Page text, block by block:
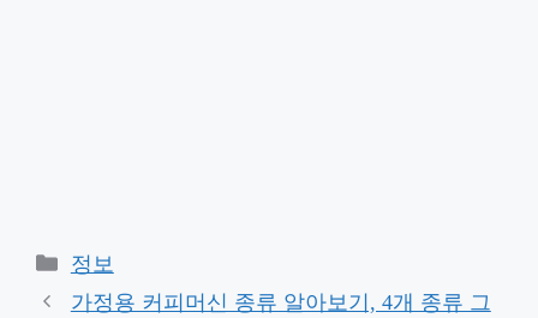
Categories
정보
가정용 커피머신 종류 알아보기, 4개 종류 그